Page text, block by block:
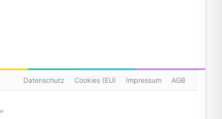
Datenschutz Cookies (EU) Impressum AGB